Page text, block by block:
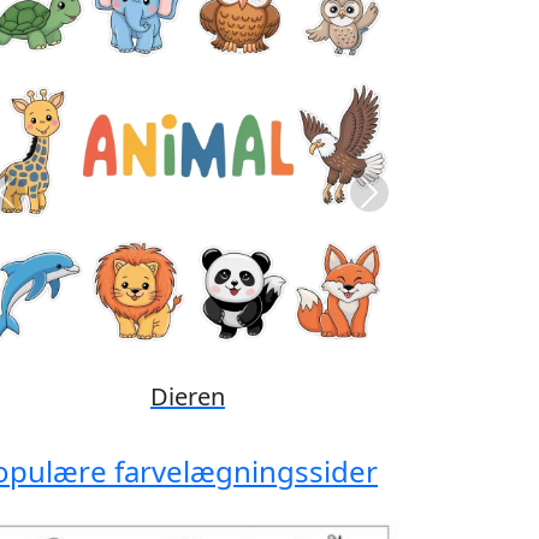
Disney
Previous Next
farvelægningssider